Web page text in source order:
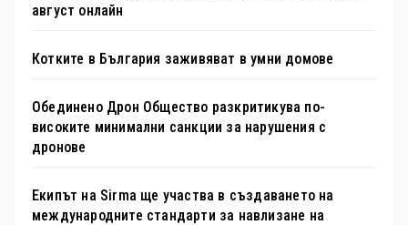
август онлайн
Котките в България заживяват в умни домове
Обединено Дрон Общество разкритикува по-
високите минимални санкции за нарушения с
дронове
Екипът на Sirma ще участва в създаването на
международните стандарти за навлизане на